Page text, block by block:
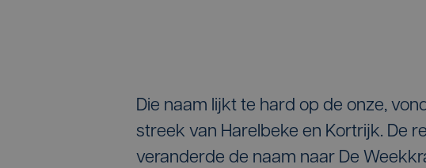
Die naam lijkt te hard op de onze,
streek van Harelbeke en Kortrijk. De
veranderde de naam naar De